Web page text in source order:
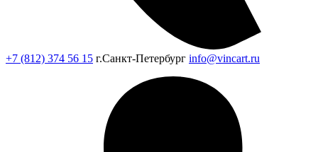
+7 (812) 374 56 15 г.Санкт-Петербург info@vincart.ru